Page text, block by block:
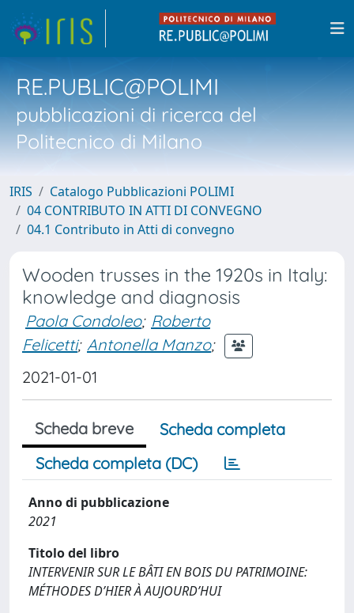
RE.PUBLIC@POLIMI
pubblicazioni di ricerca del
Politecnico di Milano
IRIS
Catalogo Pubblicazioni POLIMI
04 CONTRIBUTO IN ATTI DI CONVEGNO
04.1 Contributo in Atti di convegno
Wooden trusses in the 1920s in Italy:
knowledge and diagnosis
Paola Condoleo; Roberto
Felicetti; Antonella Manzo;
2021-01-01
Scheda breve
Scheda completa
Scheda completa (DC)
Anno di pubblicazione
2021
Titolo del libro
INTERVENIR SUR LE BÂTI EN BOIS DU PATRIMOINE:
MÉTHODES D’HIER À AUJOURD’HUI